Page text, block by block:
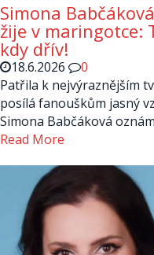
Simona
žije v maringotce:
kdy dřív!
18.6.2026
0
Patřila k nejvýraznějším
posílá fanouškům jasný
Simona Babčáková
Read More